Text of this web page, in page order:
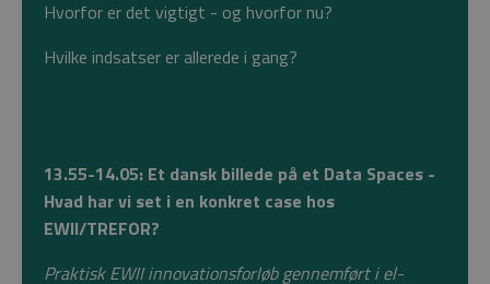
Hvorfor er det vigtigt - og hvorfor nu?
Hvilke indsatser er allerede i gang?
13.55-14.05: Et dansk billede på et Data Spaces -
Hvad har vi set i en konkret case hos
EWII/TREFOR?
Praktisk EWII innovationsforløb gennemført i el-